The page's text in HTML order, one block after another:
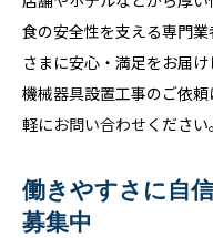
食の安全性を支える専門
さまに安心・満足をお届け
機械器具設置工事のご依
軽にお問い合わせ ください。
働きやすさに自
募集中